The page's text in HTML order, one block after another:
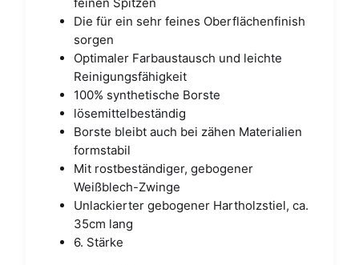
feinen Spitzen
Die für ein sehr feines Oberflächenfinish
sorgen
Optimaler Farbaustausch und leichte
Reinigungsfähigkeit
100% synthetische Borste
lösemittelbeständig
Borste bleibt auch bei zähen Materialien
formstabil
Mit rostbeständiger, gebogener
Weißblech-Zwinge
Unlackierter gebogener Hartholzstiel, ca.
35cm lang
6. Stärke